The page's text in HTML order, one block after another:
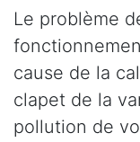
Le problème
cause de la
clapet de la
pollution de